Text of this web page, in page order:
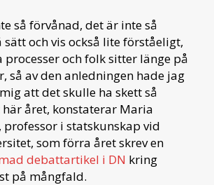
så förvånad, det är inte så
sätt och vis också lite förståeligt,
och folk sitter länge på
så av den anledningen hade jag
att det skulle ha skett så
året, konstaterar Maria
professor i statskunskap vid
som förra året skrev en
debattartikel i DN kring
på mångfald.